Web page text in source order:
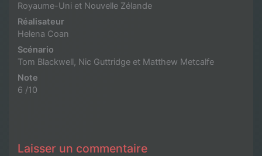
Royaume-Uni et Nouvelle Zélande
Réalisateur
Helena Coan
Scénario
Tom Blackwell, Nic Guttridge et Matthew Metcalfe
Note
6 /10
Laisser un commentaire